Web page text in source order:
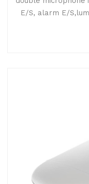
E/S, alarm E/